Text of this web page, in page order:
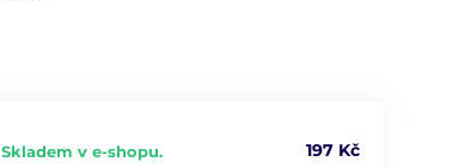
Skladem v e-shopu. 197 Kč